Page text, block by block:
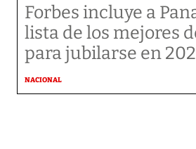
Forbes incluye a
lista de los mejores
para jubilarse en
NACIONAL